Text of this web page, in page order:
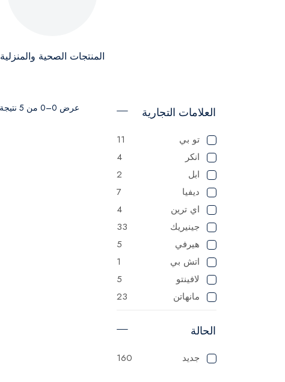
المنتجات الصحية والمنزلية
العلامات التجارية
تو بي
11
انكر
4
ابل
2
ديفيا
7
اي ترين
4
جينيريك
33
هيرفي
5
اتش بي
1
لافينتو
5
مانهاتن
23
ميانتا
1
سوناي
الحالة
جديد 160
عرض 0–0 من 5 نتيجة